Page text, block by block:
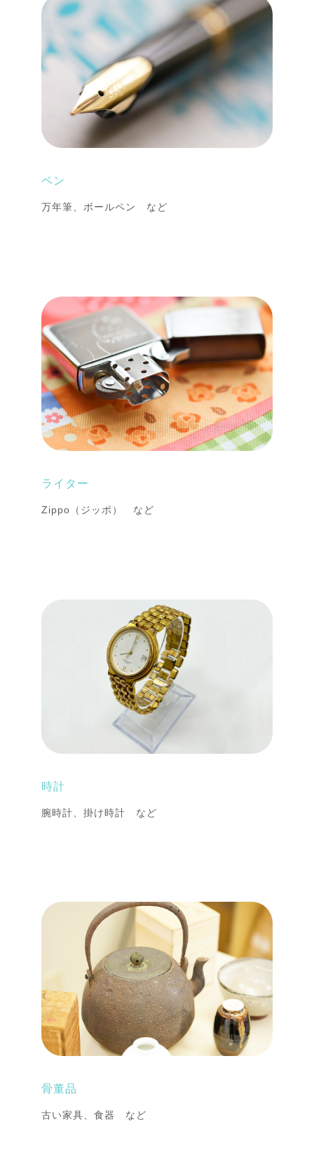
ペン
万年筆、ボールペン など
ライター
Zippo（ジッポ） など
時計
腕時計、掛け時計 など
骨董品
古い家具、食器 など